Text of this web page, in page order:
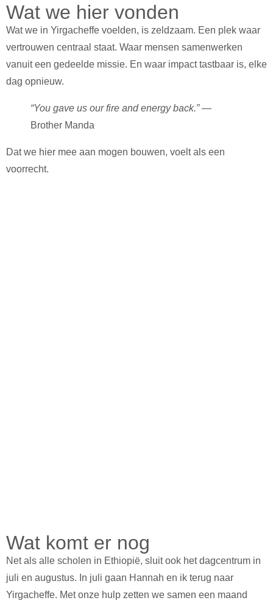
Wat we hier vonden
Wat we in Yirgacheffe voelden, is zeldzaam. Een plek waar
vertrouwen centraal staat. Waar mensen samenwerken
vanuit een gedeelde missie. En waar impact tastbaar is, elke
dag opnieuw.
“You gave us our fire and energy back.”—
Brother Manda
Dat we hier mee aan mogen bouwen, voelt als een
voorrecht.
Wat komt er nog
Net als alle scholen in Ethiopië, sluit ook het dagcentrum in
juli en augustus. In juli gaan Hannah en ik terug naar
Yirgacheffe. Met onze hulp zetten we samen een maand